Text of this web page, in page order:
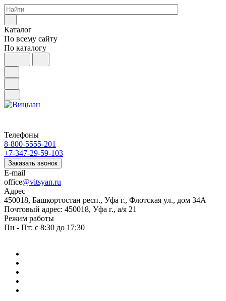
Каталог
По всему сайту
По каталогу
Телефоны
8-800-5555-201
+7-347-29-59-103
Заказать звонок
E-mail
office@vitsyan.ru
Адрес
450018, Башкортостан респ., Уфа г., Флотская ул., дом 34А
Почтовый адрес: 450018, Уфа г., а/я 21
Режим работы
Пн - Пт: с 8:30 до 17:30